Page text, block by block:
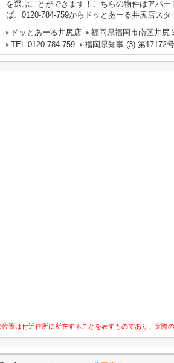
を選ぶことができます！こちらの物件はアパ
ば、0120-784-759からドッとあーる井尻店ス
ドッとあーる井尻店
福岡県福岡市南区井尻
TEL:0120-784-759
福岡県知事 (3) 第17172号
置は付近住所に所在することを表すものであり、実際